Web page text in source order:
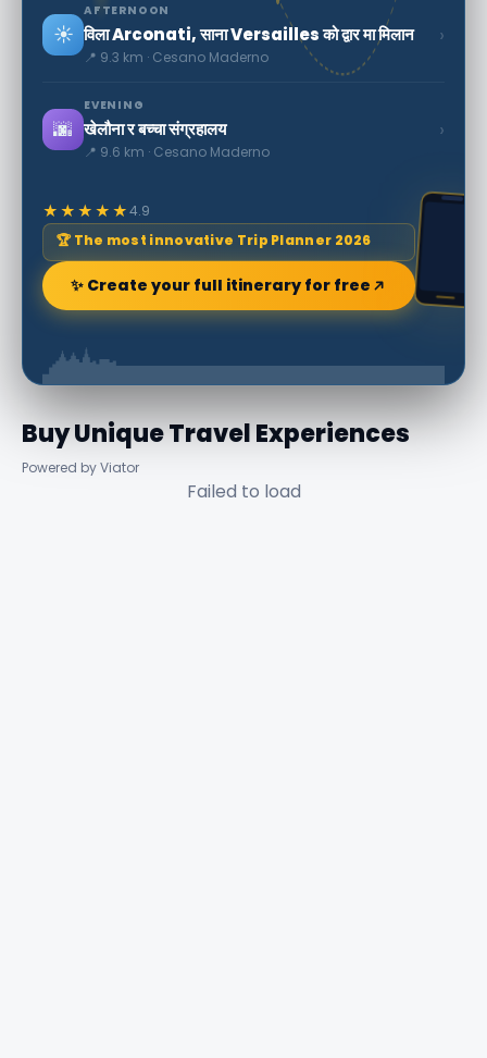
☀️
AFTERNOON
विला Arconati, साना Versailles को द्वार मा मिलान
📍 9.3 km · Cesano Maderno
›
🌆
EVENING
खेलौना र बच्चा संग्रहालय
📍 9.6 km · Cesano Maderno
›
★★★★★4.9
🏆 The most innovative Trip Planner 2026
✨ Create your full itinerary for free
Buy Unique Travel Experiences
Powered by Viator
Failed to load